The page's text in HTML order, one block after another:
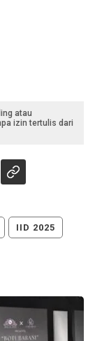
atau
izin tertulis dari
IID 2025